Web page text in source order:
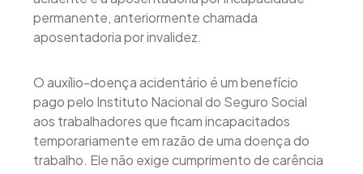
permanente, anteriormente chamada
aposentadoria por invalidez.
O auxílio-doença acidentário é um benefício
pago pelo Instituto Nacional do Seguro Social
aos trabalhadores que ficam incapacitados
temporariamente em razão de uma doença do
trabalho. Ele não exige cumprimento de carência